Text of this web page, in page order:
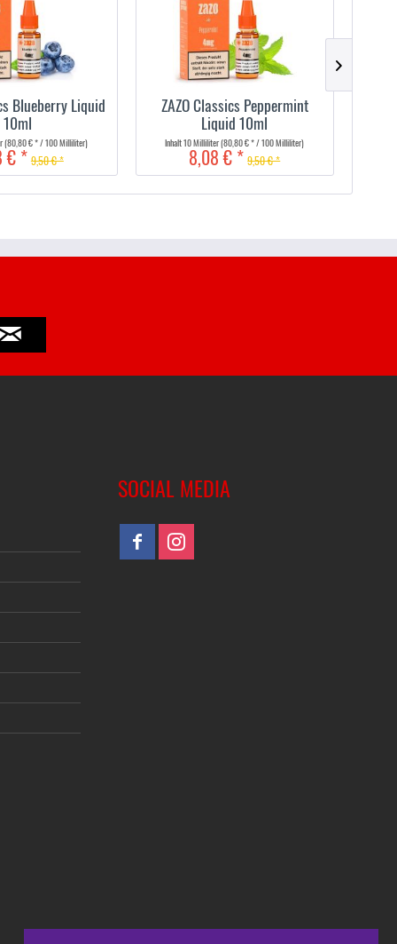
Blueberry Liquid
10ml
(80,80 € * / 100 Milliliter)
€ * 9,50 € *
ZAZO Classics Peppermint
Liquid 10ml
Inhalt10 Milliliter(80,80 € * / 100 Milliliter)
8,08 € * 9,50 € *
SOCIAL MEDIA